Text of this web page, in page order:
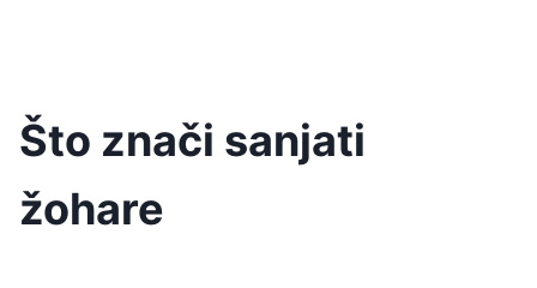
Što znači sanjati
žohare